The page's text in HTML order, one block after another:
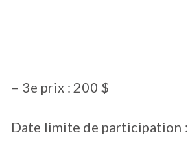
– 3e prix : 200 $
Date limite de participation :